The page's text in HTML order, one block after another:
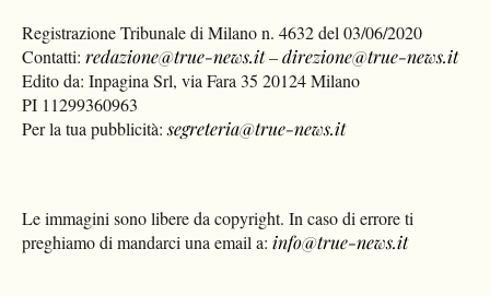
Registrazione Tribunale di Milano n. 4632 del 03/06/2020
Contatti:redazione@true-news.it–direzione@true-news.it
Edito da: Inpagina Srl, via Fara 35 20124 Milano
PI 11299360963
Per la tua pubblicità:segreteria@true-news.it
Le immagini sono libere da copyright. In caso di errore ti
preghiamo di mandarci una email a: info@true-news.it